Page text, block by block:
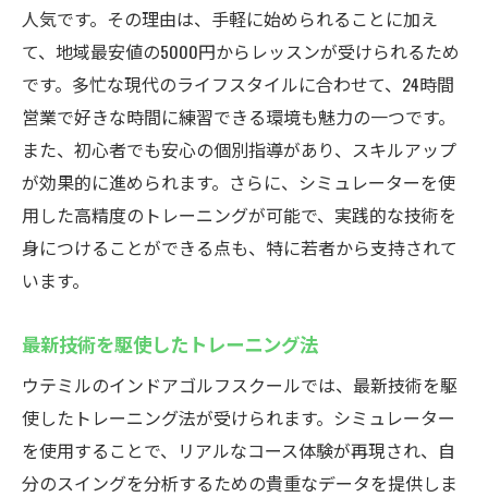
人気です。その理由は、手軽に始められることに加え
て、地域最安値の5000円からレッスンが受けられるため
です。多忙な現代のライフスタイルに合わせて、24時間
営業で好きな時間に練習できる環境も魅力の一つです。
また、初心者でも安心の個別指導があり、スキルアップ
が効果的に進められます。さらに、シミュレーターを使
用した高精度のトレーニングが可能で、実践的な技術を
身につけることができる点も、特に若者から支持されて
います。
最新技術を駆使したトレーニング法
ウテミルのインドアゴルフスクールでは、最新技術を駆
使したトレーニング法が受けられます。シミュレーター
を使用することで、リアルなコース体験が再現され、自
分のスイングを分析するための貴重なデータを提供しま